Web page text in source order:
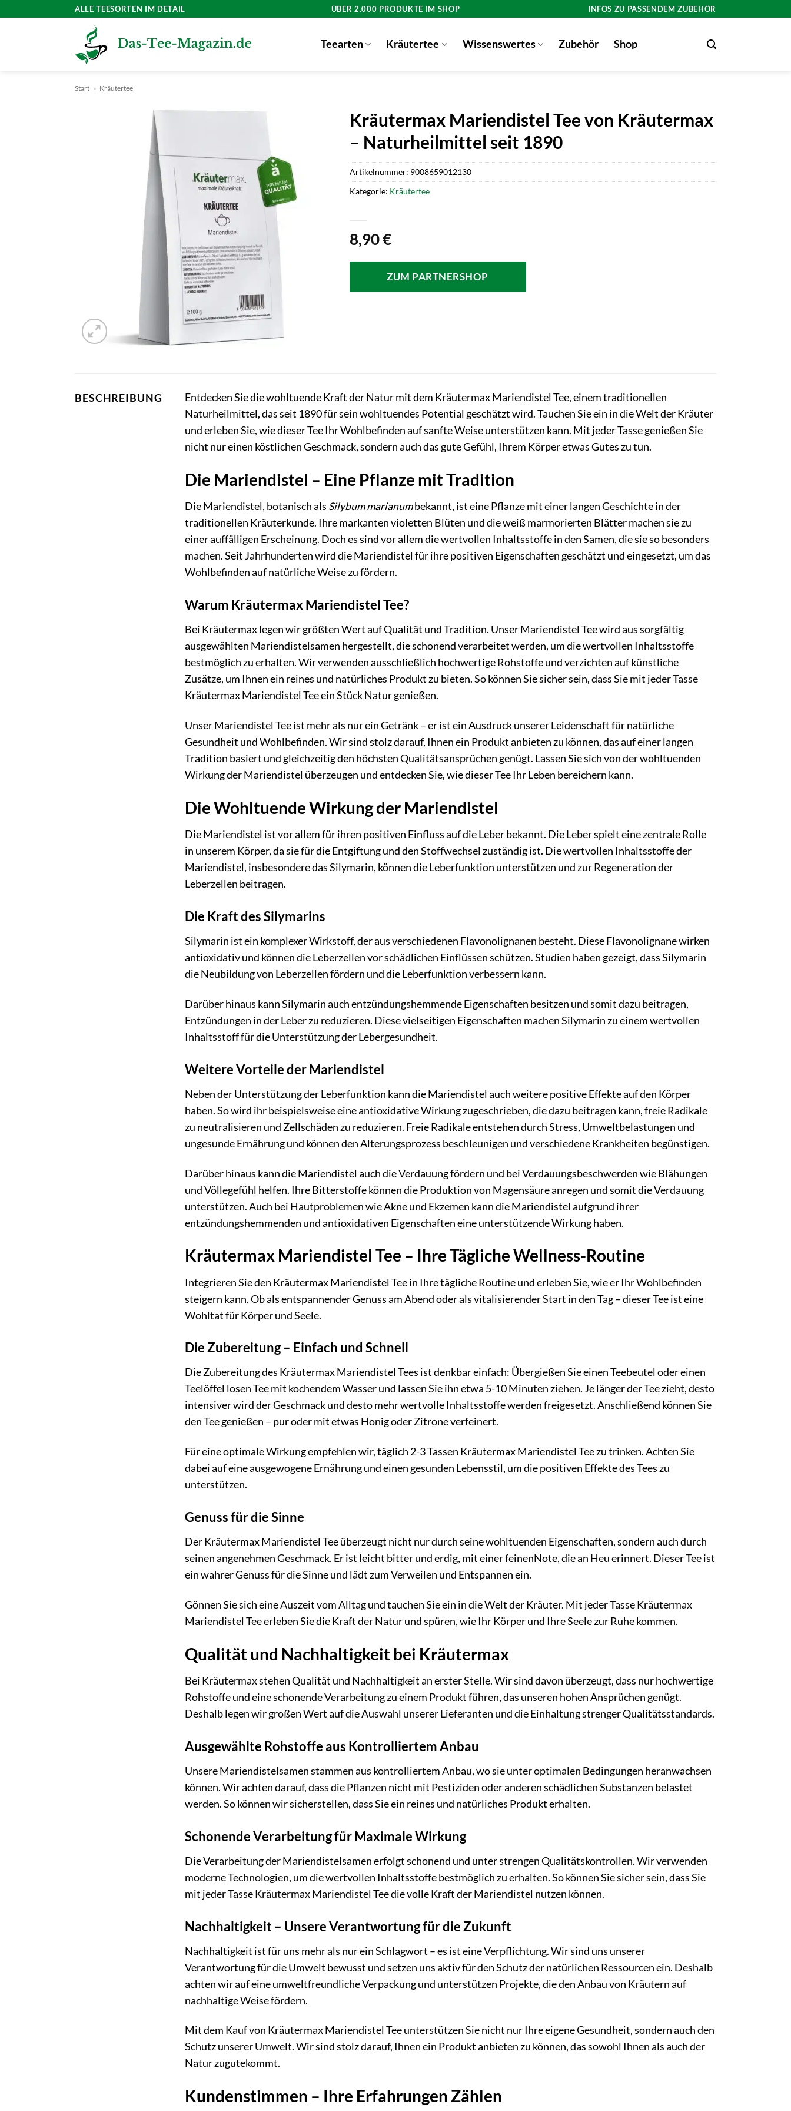
ALLE TEESORTEN IM DETAIL ÜBER 2.000 PRODUKTE IM SHOP INFOS ZU PASSENDEM ZUBEHÖR
Teearten Kräutertee Wissenswertes Zubehör Shop
Start » Kräutertee
Kräutermax Mariendistel Tee von Kräutermax
– Naturheilmittel seit 1890
8,90€
ZUM PARTNERSHOP
Artikelnummer: 9008659012130
Kategorie: Kräutertee
BESCHREIBUNG
Entdecken Sie die wohltuende Kraft der Natur mit dem Kräutermax Mariendistel Tee, einem traditionellen
Naturheilmittel, das seit 1890 für sein wohltuendes Potential geschätzt wird. Tauchen Sie ein in die Welt der Kräuter
und erleben Sie, wie dieser Tee Ihr Wohlbefinden auf sanfte Weise unterstützen kann. Mit jeder Tasse genießen Sie
nicht nur einen köstlichen Geschmack, sondern auch das gute Gefühl, Ihrem Körper etwas Gutes zu tun.
Die Mariendistel – Eine Pflanze mit Tradition
Die Mariendistel, botanisch als Silybum marianumbekannt, ist eine Pflanze mit einer langen Geschichte in der
traditionellen Kräuterkunde. Ihre markanten violetten Blüten und die weiß marmorierten Blätter machen sie zu
einer auffälligen Erscheinung. Doch es sind vor allem die wertvollen Inhaltsstoffe in den Samen, die sie so besonders
machen. Seit Jahrhunderten wird die Mariendistel für ihre positiven Eigenschaften geschätzt und eingesetzt, um das
Wohlbefinden auf natürliche Weise zu fördern.
Warum Kräutermax Mariendistel Tee?
Bei Kräutermax legen wir größten Wert auf Qualität und Tradition. Unser Mariendistel Tee wird aus sorgfältig
ausgewählten Mariendistelsamen hergestellt, die schonend verarbeitet werden, um die wertvollen Inhaltsstoffe
bestmöglich zu erhalten. Wir verwenden ausschließlich hochwertige Rohstoffe und verzichten auf künstliche
Zusätze, um Ihnen ein reines und natürliches Produkt zu bieten. So können Sie sicher sein, dass Sie mit jeder Tasse
Kräutermax Mariendistel Tee ein Stück Natur genießen.
Unser Mariendistel Tee ist mehr als nur ein Getränk – er ist ein Ausdruck unserer Leidenschaft für natürliche
Gesundheit und Wohlbefinden. Wir sind stolz darauf, Ihnen ein Produkt anbieten zu können, das auf einer langen
Tradition basiert und gleichzeitig den höchsten Qualitätsansprüchen genügt. Lassen Sie sich von der wohltuenden
Wirkung der Mariendistel überzeugen und entdecken Sie, wie dieser Tee Ihr Leben bereichern kann.
Die Wohltuende Wirkung der Mariendistel
Die Mariendistel ist vor allem für ihren positiven Einfluss auf die Leber bekannt. Die Leber spielt eine zentrale Rolle
in unserem Körper, da sie für die Entgiftung und den Stoffwechsel zuständig ist. Die wertvollen Inhaltsstoffe der
Mariendistel, insbesondere das Silymarin, können die Leberfunktion unterstützen und zur Regeneration der
Leberzellen beitragen.
Die Kraft des Silymarins
Silymarin ist ein komplexer Wirkstoff, der aus verschiedenen Flavonolignanen besteht. Diese Flavonolignane wirken
antioxidativ und können die Leberzellen vor schädlichen Einflüssen schützen. Studien haben gezeigt, dass Silymarin
die Neubildung von Leberzellen fördern und die Leberfunktion verbessern kann.
Darüber hinaus kann Silymarin auch entzündungshemmende Eigenschaften besitzen und somit dazu beitragen,
Entzündungen in der Leber zu reduzieren. Diese vielseitigen Eigenschaften machen Silymarin zu einem wertvollen
Inhaltsstoff für die Unterstützung der Lebergesundheit.
Weitere Vorteile der Mariendistel
Neben der Unterstützung der Leberfunktion kann die Mariendistel auch weitere positive Effekte auf den Körper
haben. So wird ihr beispielsweise eine antioxidative Wirkung zugeschrieben, die dazu beitragen kann, freie Radikale
zu neutralisieren und Zellschäden zu reduzieren. Freie Radikale entstehen durch Stress, Umweltbelastungen und
ungesunde Ernährung und können den Alterungsprozess beschleunigen und verschiedene Krankheiten begünstigen.
Darüber hinaus kann die Mariendistel auch die Verdauung fördern und bei Verdauungsbeschwerden wie Blähungen
und Völlegefühl helfen. Ihre Bitterstoffe können die Produktion von Magensäure anregen und somit die Verdauung
unterstützen. Auch bei Hautproblemen wie Akne und Ekzemen kann die Mariendistel aufgrund ihrer
entzündungshemmenden und antioxidativen Eigenschaften eine unterstützende Wirkung haben.
Kräutermax Mariendistel Tee – Ihre Tägliche Wellness-Routine
Integrieren Sie den Kräutermax Mariendistel Tee in Ihre tägliche Routine und erleben Sie, wie er Ihr Wohlbefinden
steigern kann. Ob als entspannender Genuss am Abend oder als vitalisierender Start in den Tag – dieser Tee ist eine
Wohltat für Körper und Seele.
Die Zubereitung – Einfach und Schnell
Die Zubereitung des Kräutermax Mariendistel Tees ist denkbar einfach: Übergießen Sie einen Teebeutel oder einen
Teelöffel losen Tee mit kochendem Wasser und lassen Sie ihn etwa 5-10 Minuten ziehen. Je länger der Tee zieht, desto
intensiver wird der Geschmack und desto mehr wertvolle Inhaltsstoffe werden freigesetzt. Anschließend können Sie
den Tee genießen – pur oder mit etwas Honig oder Zitrone verfeinert.
Für eine optimale Wirkung empfehlen wir, täglich 2-3 Tassen Kräutermax Mariendistel Tee zu trinken. Achten Sie
dabei auf eine ausgewogene Ernährung und einen gesunden Lebensstil, um die positiven Effekte des Tees zu
unterstützen.
Genuss für die Sinne
Der Kräutermax Mariendistel Tee überzeugt nicht nur durch seine wohltuenden Eigenschaften, sondern auch durch
seinen angenehmen Geschmack. Er ist leicht bitter und erdig, mit einer feinenNote, die an Heu erinnert. Dieser Tee ist
ein wahrer Genuss für die Sinne und lädt zum Verweilen und Entspannen ein.
Gönnen Sie sich eine Auszeit vom Alltag und tauchen Sie ein in die Welt der Kräuter. Mit jeder Tasse Kräutermax
Mariendistel Tee erleben Sie die Kraft der Natur und spüren, wie Ihr Körper und Ihre Seele zur Ruhe kommen.
Qualität und Nachhaltigkeit bei Kräutermax
Bei Kräutermax stehen Qualität und Nachhaltigkeit an erster Stelle. Wir sind davon überzeugt, dass nur hochwertige
Rohstoffe und eine schonende Verarbeitung zu einem Produkt führen, das unseren hohen Ansprüchen genügt.
Deshalb legen wir großen Wert auf die Auswahl unserer Lieferanten und die Einhaltung strenger Qualitätsstandards.
Ausgewählte Rohstoffe aus Kontrolliertem Anbau
Unsere Mariendistelsamen stammen aus kontrolliertem Anbau, wo sie unter optimalen Bedingungen heranwachsen
können. Wir achten darauf, dass die Pflanzen nicht mit Pestiziden oder anderen schädlichen Substanzen belastet
werden. So können wir sicherstellen, dass Sie ein reines und natürliches Produkt erhalten.
Schonende Verarbeitung für Maximale Wirkung
Die Verarbeitung der Mariendistelsamen erfolgt schonend und unter strengen Qualitätskontrollen. Wir verwenden
moderne Technologien, um die wertvollen Inhaltsstoffe bestmöglich zu erhalten. So können Sie sicher sein, dass Sie
mit jeder Tasse Kräutermax Mariendistel Tee die volle Kraft der Mariendistel nutzen können.
Nachhaltigkeit – Unsere Verantwortung für die Zukunft
Nachhaltigkeit ist für uns mehr als nur ein Schlagwort – es ist eine Verpflichtung. Wir sind uns unserer
Verantwortung für die Umwelt bewusst und setzen uns aktiv für den Schutz der natürlichen Ressourcen ein. Deshalb
achten wir auf eine umweltfreundliche Verpackung und unterstützen Projekte, die den Anbau von Kräutern auf
nachhaltige Weise fördern.
Mit dem Kauf von Kräutermax Mariendistel Tee unterstützen Sie nicht nur Ihre eigene Gesundheit, sondern auch den
Schutz unserer Umwelt. Wir sind stolz darauf, Ihnen ein Produkt anbieten zu können, das sowohl Ihnen als auch der
Natur zugutekommt.
Kundenstimmen – Ihre Erfahrungen Zählen